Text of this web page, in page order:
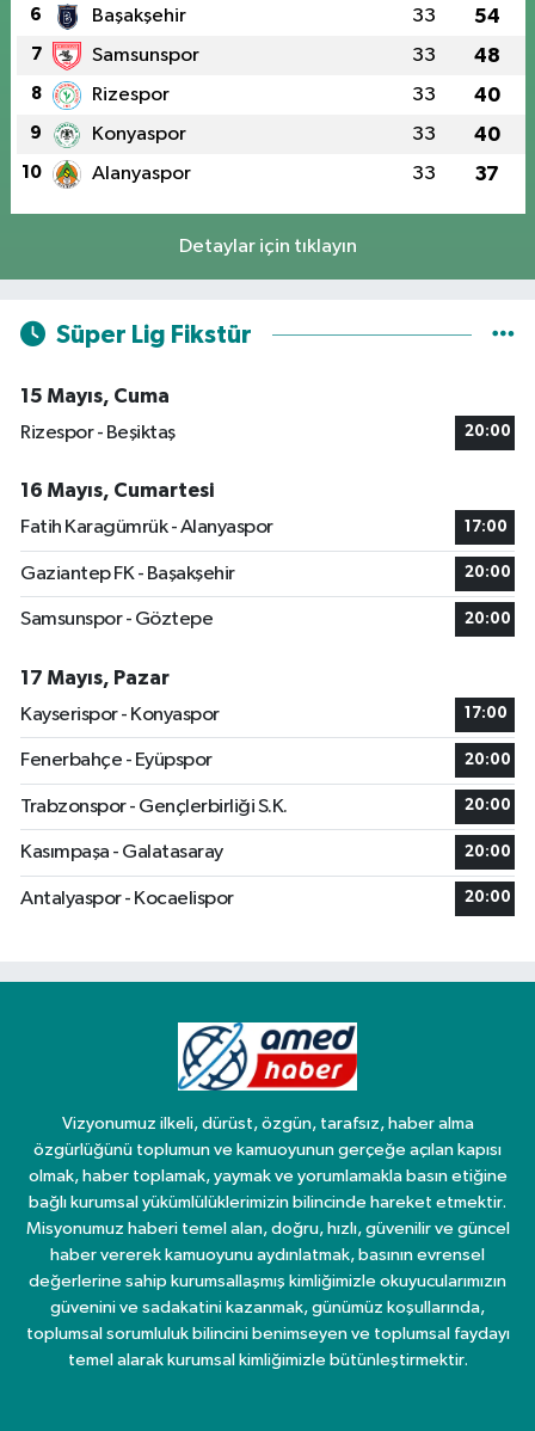
6 Başakşehir 33 54
7 Samsunspor 33 48
8 Rizespor 33 40
9 Konyaspor 33 40
10 Alanyaspor 33 37
Detaylar için tıklayın
Süper Lig Fikstür
15 Mayıs, Cuma
Rizespor - Beşiktaş
20:00
16 Mayıs, Cumartesi
Fatih Karagümrük - Alanyaspor
17:00
Gaziantep FK - Başakşehir 20:00
Samsunspor - Göztepe 20:00
17 Mayıs, Pazar
Kayserispor - Konyaspor
17:00
Fenerbahçe - Eyüpspor 20:00
Trabzonspor - Gençlerbirliği S.K. 20:00
Kasımpaşa - Galatasaray 20:00
Antalyaspor - Kocaelispor 20:00
Vizyonumuz ilkeli, dürüst, özgün, tarafsız, haber alma
özgürlüğünü toplumun ve kamuoyunun gerçeğe açılan kapısı
olmak, haber toplamak, yaymak ve yorumlamakla basın etiğine
bağlı kurumsal yükümlülüklerimizin bilincinde hareket etmektir.
Misyonumuz haberi temel alan, doğru, hızlı, güvenilir ve güncel
haber vererek kamuoyunu aydınlatmak, basının evrensel
değerlerine sahip kurumsallaşmış kimliğimizle okuyucularımızın
güvenini ve sadakatini kazanmak, günümüz koşullarında,
toplumsal sorumluluk bilincini benimseyen ve toplumsal faydayı
temel alarak kurumsal kimliğimizle bütünleştirmektir.